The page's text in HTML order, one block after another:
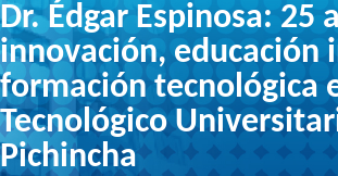
Dr. Édgar Espinosa: 25
innovación, educación
formación tecnológica
Tecnológico
Pichincha